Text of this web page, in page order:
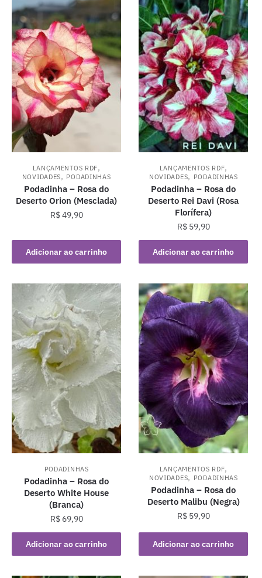
LANÇAMENTOS RDF,
NOVIDADES, PODADINHAS
Podadinha – Rosa do
Deserto Orion (Mesclada)
R$49,90
Adicionar ao carrinho
LANÇAMENTOS RDF,
NOVIDADES, PODADINHAS
Podadinha – Rosa do
Deserto Rei Davi (Rosa
Florífera)
R$59,90
Adicionar ao carrinho
PODADINHAS
Podadinha – Rosa do
Deserto White House
(Branca)
R$69,90
Adicionar ao carrinho
LANÇAMENTOS RDF,
NOVIDADES, PODADINHAS
Podadinha – Rosa do
Deserto Malibu (Negra)
R$59,90
Adicionar ao carrinho